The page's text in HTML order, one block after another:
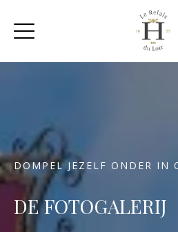
DOMPEL JEZELF ONDER IN
DE FOTOGALERIJ